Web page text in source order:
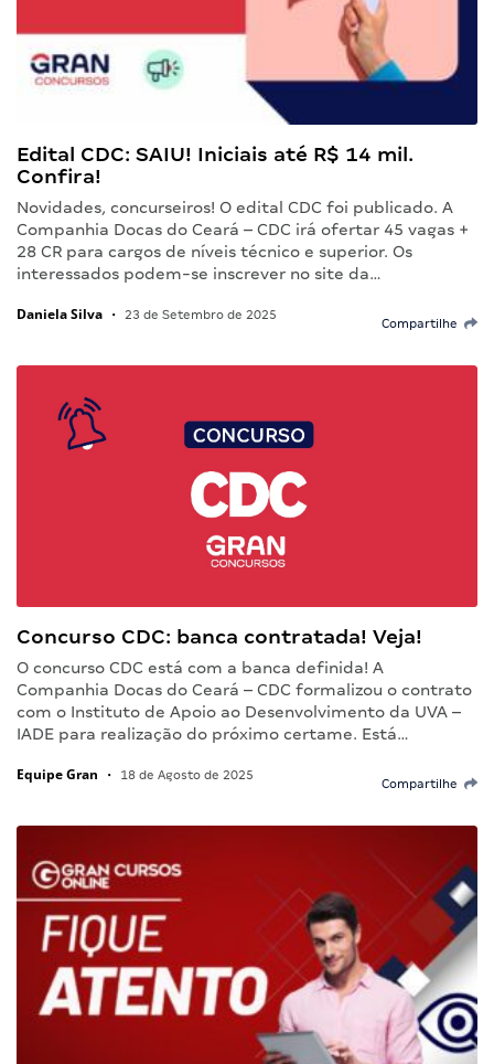
Edital CDC: SAIU! Iniciais até R$ 14 mil.
Confira!
Novidades, concurseiros! O edital CDC foi publicado. A
Companhia Docas do Ceará – CDC irá ofertar 45 vagas +
28 CR para cargos de níveis técnico e superior. Os
interessados podem-se inscrever no site da…
Daniela Silva • 23 de Setembro de 2025
Compartilhe
Concurso CDC: banca contratada! Veja!
O concurso CDC está com a banca definida! A
Companhia Docas do Ceará – CDC formalizou o contrato
com o Instituto de Apoio ao Desenvolvimento da UVA –
IADE para realização do próximo certame. Está…
Equipe Gran • 18 de Agosto de 2025
Compartilhe